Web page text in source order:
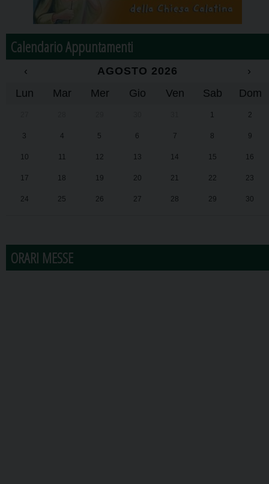
Calendario Appuntamenti
‹ AGOSTO 2026
›
Lun
Mar Mer Gio Ven Sab Dom
1 2
3 4 5 6 7 8 9
10 11 12 13 14 15 16
17 18 19 20 21 22 23
24 25 26 27 28 29 30
ORARI MESSE